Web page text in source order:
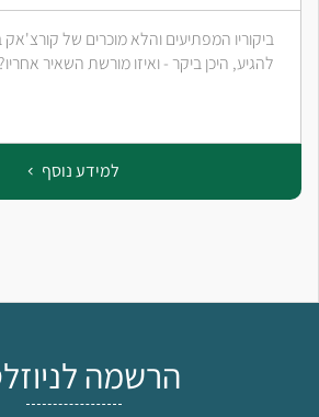
ביקוריו המפתיעים והלא מוכרים של
להגיע, היכן ביקר - ואיזו מורשת השאיר אחריו?
למידע נוסף
הרשמה